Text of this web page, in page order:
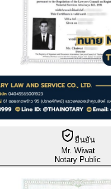
ยืนยัน
Mr. Wiwat
Notary Public